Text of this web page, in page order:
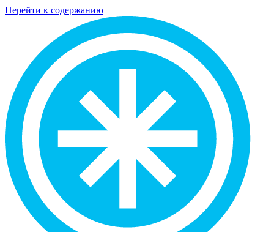
Перейти к содержанию